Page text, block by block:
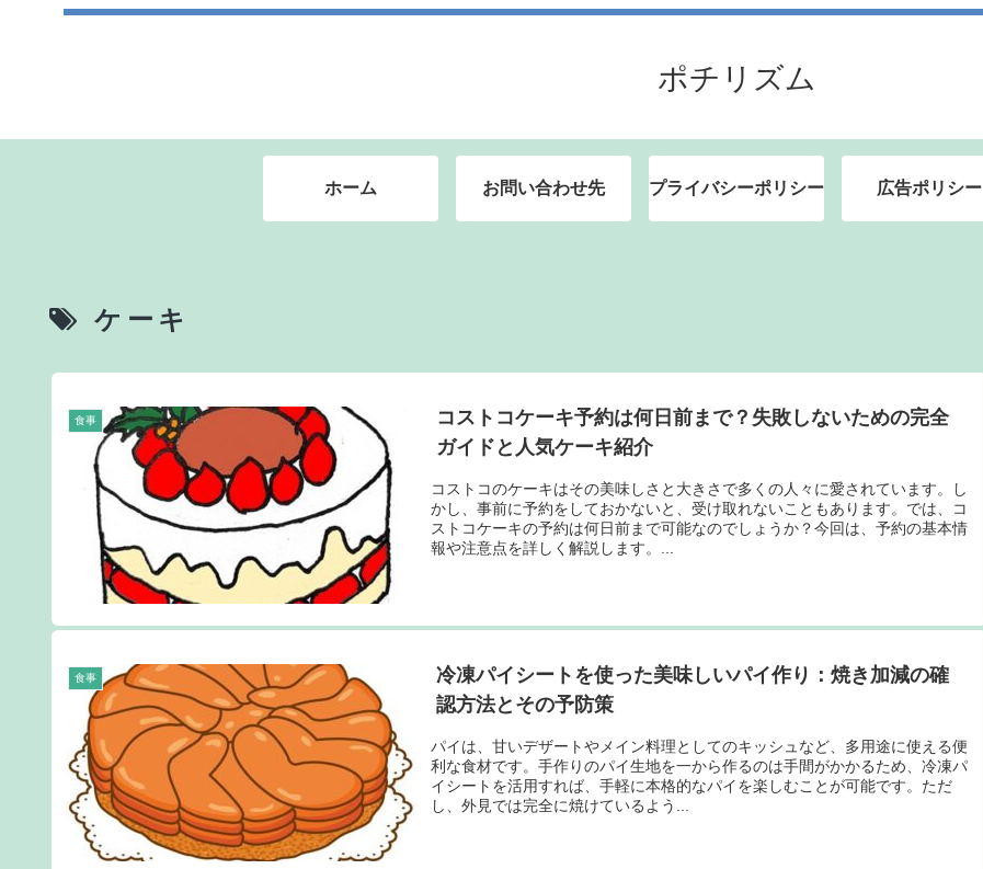
ポチリズム
ホーム お問い合わせ先 プライバシーポリシー 広告ポリシー
ケーキ
食事
コストコケーキ予約は何日前まで？失敗しないための完全
ガイドと人気ケーキ紹介
コストコのケーキはその美味しさと大きさで多くの人々に愛されています。し
かし、事前に予約をしておかないと、受け取れないこともあります。では、コ
ストコケーキの予約は何日前まで可能なのでしょうか？今回は、予約の基本情
報や注意点を詳しく解説します。...
食事
冷凍パイシートを使った美味しいパイ作り：焼き加減の確
認方法とその予防策
パイは、甘いデザートやメイン料理としてのキッシュなど、多用途に使える便
利な食材です。手作りのパイ生地を一から作るのは手間がかかるため、冷凍パ
イシートを活用すれば、手軽に本格的なパイを楽しむことが可能です。ただ
し、外見では完全に焼けているよう...